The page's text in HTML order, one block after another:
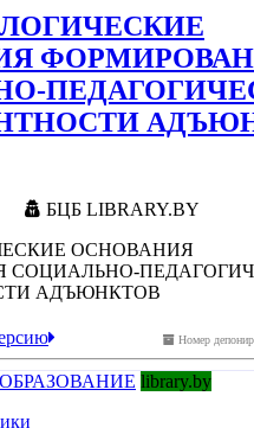
БЦБ LIBRARY.BY
ОСНОВАНИЯ
СОЦИАЛЬНО-
АДЪЮНКТОВ
Номер
library.by